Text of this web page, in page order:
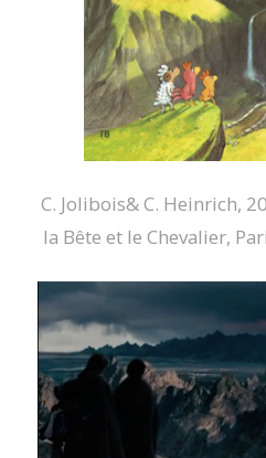
C. Jolibois& C. Heinrich,
la Bête et le Chevalier,